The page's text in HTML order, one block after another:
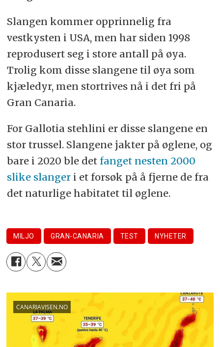
Slangen kommer opprinnelig fra
vestkysten i USA, men har siden 1998
reprodusert seg i store antall på øya.
Trolig kom disse slangene til øya som
kjæledyr, men stortrives nå i det fri på
Gran Canaria.
For Gallotia stehlini er disse slangene en
stor trussel. Slangene jakter på øglene, og
bare i 2020 ble det fanget nesten 2000
slike slangeri et forsøk på å fjerne de fra
det naturlige habitatet til øglene.
MILJO GRAN-CANARIA TEST NYHETER